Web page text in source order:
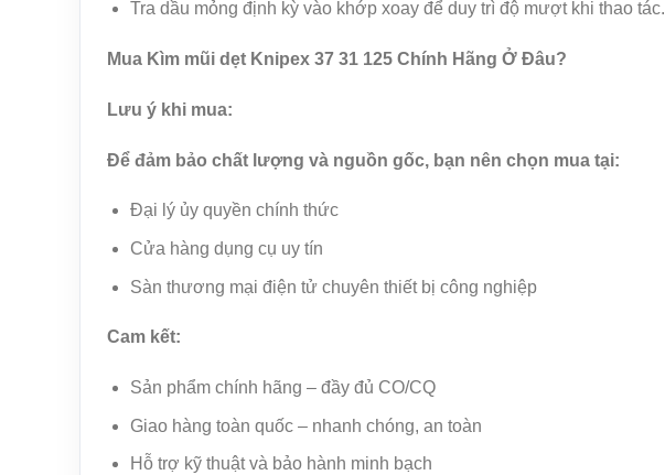
Tra dầu mỏng định kỳ vào khớp xoay để duy trì độ mượt khi thao tác.
Mua Kìm mũi dẹt Knipex 37 31 125 Chính Hãng Ở Đâu?
Lưu ý khi mua:
Để đảm bảo chất lượng và nguồn gốc, bạn nên chọn mua tại:
Đại lý ủy quyền chính thức
Cửa hàng dụng cụ uy tín
Sàn thương mại điện tử chuyên thiết bị công nghiệp
Cam kết:
Sản phẩm chính hãng – đầy đủ CO/CQ
Giao hàng toàn quốc – nhanh chóng, an toàn
Hỗ trợ kỹ thuật và bảo hành minh bạch